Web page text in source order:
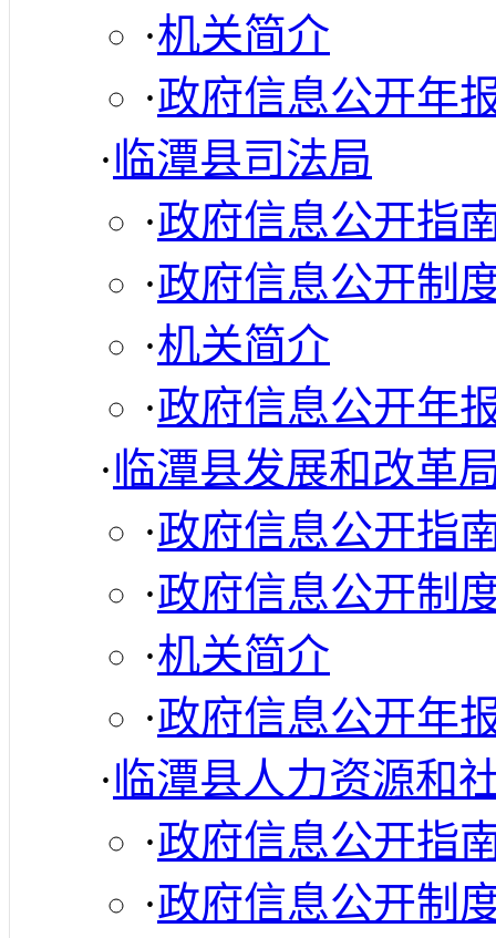
·机关简介
·政府信息公开年
·临潭县司法局
·政府信息公开指
·政府信息公开制
·机关简介
·政府信息公开年
·临潭县发展和改革
·政府信息公开指
·政府信息公开制
·机关简介
·政府信息公开年
·临潭县人力资源和
·政府信息公开指
·政府信息公开制